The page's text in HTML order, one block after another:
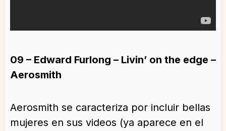
09 – Edward Furlong – Livin’ on the edge –
Aerosmith
Aerosmith se caracteriza por incluir bellas
mujeres en sus videos (ya aparece en el